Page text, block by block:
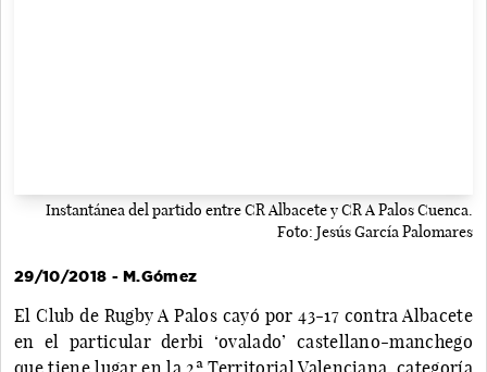
Instantánea del partido entre CR Albacete y CR A Palos Cuenca.
Foto: Jesús García Palomares
29/10/2018 - M.Gómez
El Club de Rugby A Palos cayó por 43-17 contra Albacete
en el particular derbi ‘ovalado’ castellano-manchego
que tiene lugar en la 2ª Territorial Valenciana, categoría